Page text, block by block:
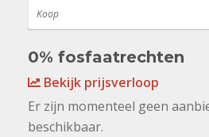
Koop
0% fosfaatrechten
Bekijk prijsverloop
Er zijn momenteel geen
beschikbaar.